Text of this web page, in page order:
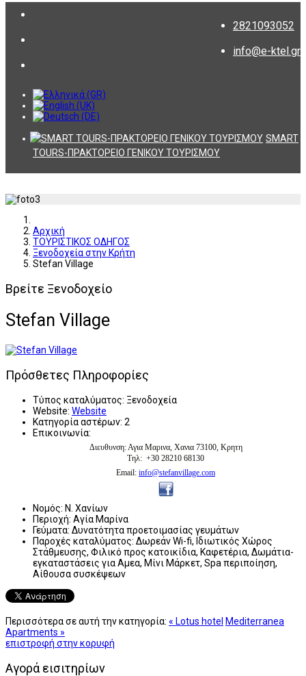
2821093052
info@e-ktel.gr
SMART
TOURS-ΠΡΑΚΤΟΡΕΙΟ ΓΕΝΙΚΟΥ ΤΟΥΡΙΣΜΟΥ
Αρχική
ΤΟΥΡΙΣΤΙΚΟΣ ΟΔΗΓΟΣ
Ξενοδοχεία στην Κρήτη
Stefan Village
Βρείτε Ξενοδοχείο
Stefan Village
Πρόσθετες Πληροφορίες
Τύπος καταλύματος: Ξενοδοχεία
Website: Website
Κατηγορία αστέρων: 2
Επικοινωνία:
Διευθυνση: Αγια Μαρινα, Χανια 73100, Κρητη
Τηλ: +30 28210 68130
Email: info@stefanvillage.com
Νομός: Ν. Χανίων
Περιοχή: Αγία Μαρίνα
Γεύματα: Δυνατότητα προετοιμασίας γευμάτων
Παροχές καταλύματος: Δωρεάν Wi-fi, Ιδιωτικός Χώρος
Στάθμευσης, Φιλικό προς κατοικίδια, Καφετέρια, Δωμάτια-
εγκαταστάσεις για Αμεα, Μίνι Μάρκετ, Spa περιποίηση,
Αίθουσα συσκέψεων
Περισσότερα σε αυτή την κατηγορία: « Lotus hotel Mediterranea
Apartments »
επιστροφή στην κορυφή
Αγορά εισιτηρίων